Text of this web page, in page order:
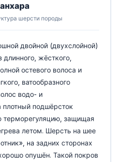
шерсти породы
двойной (двухслойной)
жёсткого,
остевого волоса и
ватообразного
водо- и
плотный подшёрсток
терморегуляцию, защищая
летом. Шерсть на шее
на задних сторонах
опушён. Такой покров